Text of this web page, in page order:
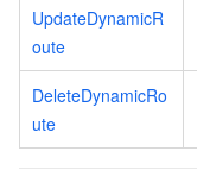
UpdateDynamicR
oute
DeleteDynamicRo
ute